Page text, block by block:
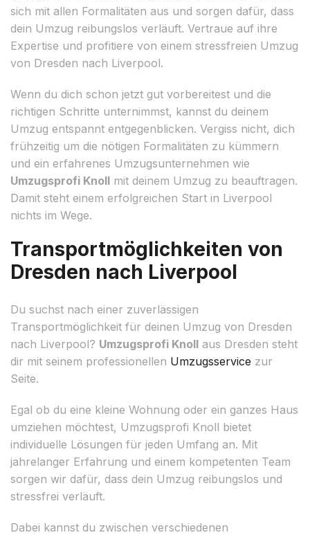
sich mit allen Formalitäten aus und sorgen dafür, dass
dein Umzug reibungslos verläuft. Vertraue auf ihre
Expertise und profitiere von einem stressfreien Umzug
von Dresden nach Liverpool.
Wenn du dich schon jetzt gut vorbereitest und die
richtigen Schritte unternimmst, kannst du deinem
Umzug entspannt entgegenblicken. Vergiss nicht, dich
frühzeitig um die nötigen Formalitäten zu kümmern
und ein erfahrenes Umzugsunternehmen wie
Umzugsprofi Knoll mit deinem Umzug zu beauftragen.
Damit steht einem erfolgreichen Start in Liverpool
nichts im Wege.
Transportmöglichkeiten von
Dresden nach Liverpool
Du suchst nach einer zuverlässigen
Transportmöglichkeit für deinen Umzug von Dresden
nach Liverpool? Umzugsprofi Knoll aus Dresden steht
dir mit seinem professionellen Umzugsservice zur
Seite.
Egal ob du eine kleine Wohnung oder ein ganzes Haus
umziehen möchtest, Umzugsprofi Knoll bietet
individuelle Lösungen für jeden Umfang an. Mit
jahrelanger Erfahrung und einem kompetenten Team
sorgen wir dafür, dass dein Umzug reibungslos und
stressfrei verläuft.
Dabei kannst du zwischen verschiedenen